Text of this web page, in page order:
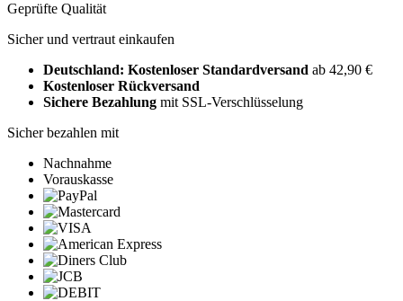
Geprüfte Qualität
Sicher und vertraut einkaufen
Deutschland: Kostenloser Standardversand ab 42,90 €
Kostenloser Rückversand
Sichere Bezahlung mit SSL-Verschlüsselung
Sicher bezahlen mit
Nachnahme
Vorauskasse